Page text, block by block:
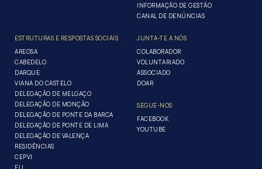
INFORMAÇÃO DE GESTÃO
CANAL DE DENÚNCIAS
ESTRUTURAS E RESPOSTAS SOCIAIS
AREOSA
CABEDELO
DARQUE
VIANA DO CASTELO
DELEGAÇÃO DE MELGAÇO
DELEGAÇÃO DE MONÇÃO
DELEGAÇÃO DE PONTE DA BARCA
DELEGAÇÃO DE PONTE DE LIMA
DELEGAÇÃO DE VALENÇA
RESIDÊNCIAS
CEPVI
ELI
JUNTA-TE A NÓS
COLABORADOR
VOLUNTARIADO
ASSOCIADO
DOAR
SEGUE-NOS
FACEBOOK
YOUTUBE